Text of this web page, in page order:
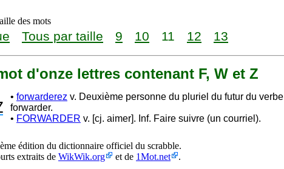
des mots
Tous par taille 9 10 11 12 13
d'onze lettres contenant F, W et Z
• forwarderez v. Deuxième personne du pluriel du futur du verbe
forwarder.
• FORWARDER v. [cj. aimer]. Inf. Faire suivre (un courriel).
édition du dictionnaire officiel du scrabble.
extraits de WikWik.org et de 1Mot.net .